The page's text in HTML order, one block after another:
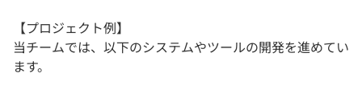
【プロジェクト例】
当チームでは、以下のシステムやツールの開発を進めてい
ます。